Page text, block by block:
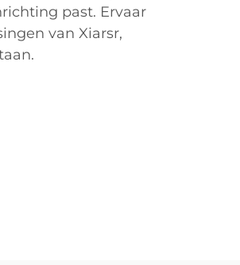
past. Ervaar
van Xiarsr,